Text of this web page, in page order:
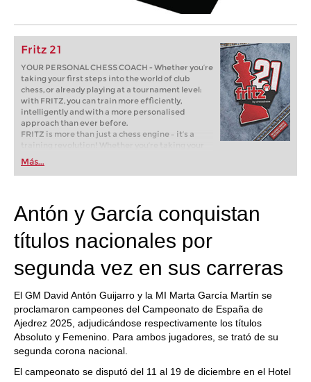
Fritz 21
YOUR PERSONAL CHESS COACH - Whether you’re
taking your first steps into the world of club
chess, or already playing at a tournament level:
with FRITZ, you can train more efficiently,
intelligently and with a more personalised
approach than ever before.
FRITZ is more than just a chess engine – it’s a
training revolution! Whether you’re taking your
first steps into the world of club chess, or already
playing at a tournament level: with FRITZ, you can
train more efficiently, intelligently and with a
Más...
Antón y García conquistan
títulos nacionales por
segunda vez en sus carreras
El GM David Antón Guijarro y la MI Marta García Martín se
proclamaron campeones del Campeonato de España de
Ajedrez 2025, adjudicándose respectivamente los títulos
Absoluto y Femenino. Para ambos jugadores, se trató de su
segunda corona nacional.
El campeonato se disputó del 11 al 19 de diciembre en el Hotel